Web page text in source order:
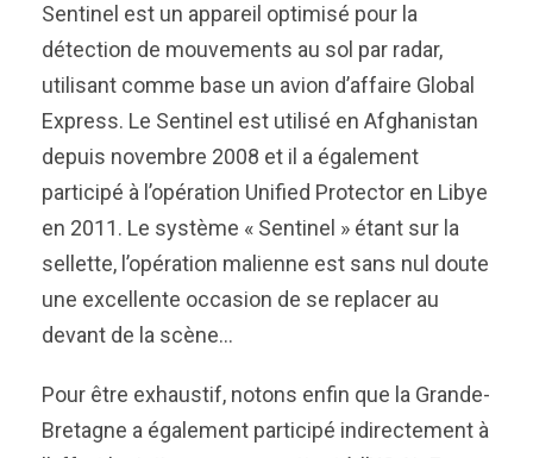
Sentinel est un appareil optimisé pour la
détection de mouvements au sol par radar,
utilisant comme base un avion d’affaire Global
Express. Le Sentinel est utilisé en Afghanistan
depuis novembre 2008 et il a également
participé à l’opération Unified Protector en Libye
en 2011. Le système « Sentinel » étant sur la
sellette, l’opération malienne est sans nul doute
une excellente occasion de se replacer au
devant de la scène…
Pour être exhaustif, notons enfin que la Grande-
Bretagne a également participé indirectement à